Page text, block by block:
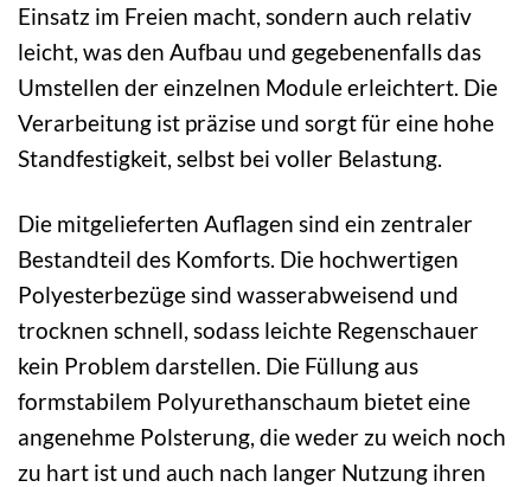
Einsatz im Freien macht, sondern auch relativ
leicht, was den Aufbau und gegebenenfalls das
Umstellen der einzelnen Module erleichtert. Die
Verarbeitung ist präzise und sorgt für eine hohe
Standfestigkeit, selbst bei voller Belastung.
Die mitgelieferten Auflagen sind ein zentraler
Bestandteil des Komforts. Die hochwertigen
Polyesterbezüge sind wasserabweisend und
trocknen schnell, sodass leichte Regenschauer
kein Problem darstellen. Die Füllung aus
formstabilem Polyurethanschaum bietet eine
angenehme Polsterung, die weder zu weich noch
zu hart ist und auch nach langer Nutzung ihren